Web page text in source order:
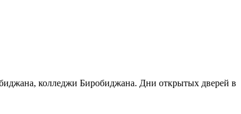
колледжи Биробиджана. Дни открытых дверей в